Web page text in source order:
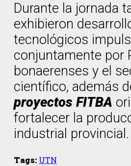
Durante la jornada
exhibieron
tecnológicos
conjuntamente por
bonaerenses y el
científico, además
proyectos FITBA
fortalecer la
industrial provincial.
Tags: UTN